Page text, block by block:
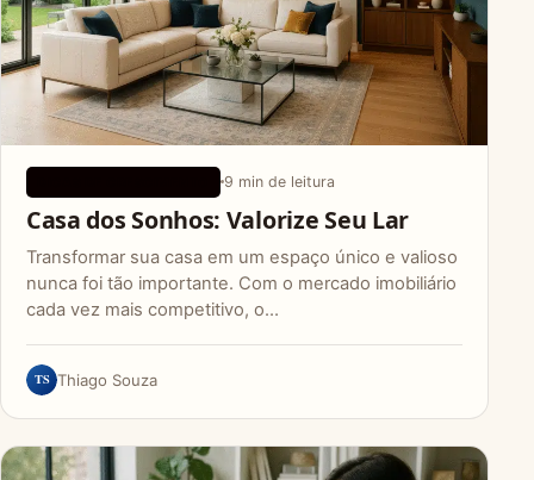
9 min de leitura
Casa dos Sonhos: Valorize Seu Lar
Transformar sua casa em um espaço único e valioso
nunca foi tão importante. Com o mercado imobiliário
cada vez mais competitivo, o…
TS Thiago Souza